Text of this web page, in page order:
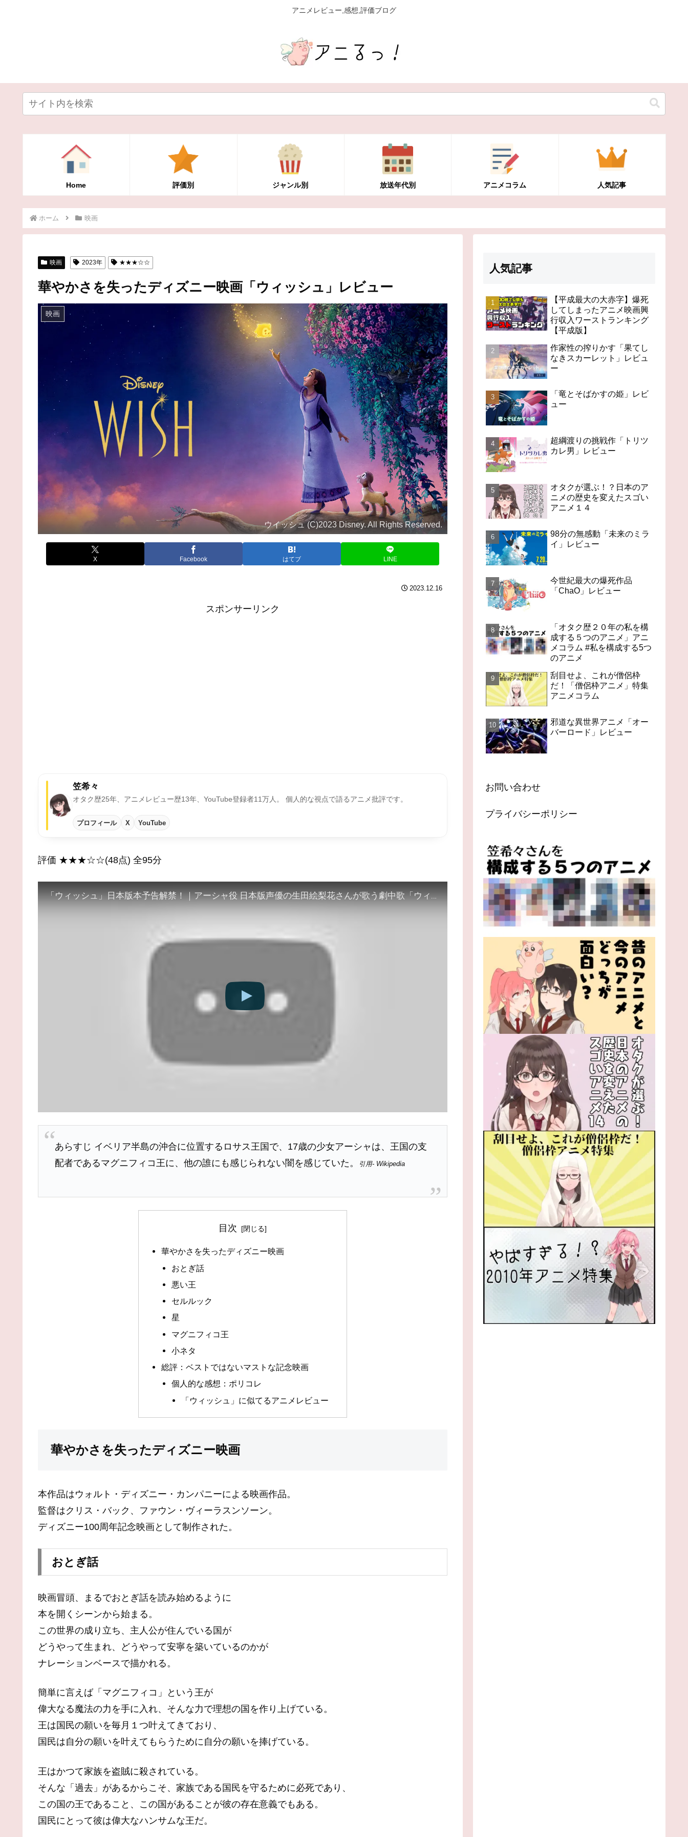
アニメレビュー,感想,評価ブログ
Home 評価別 ジャンル別 放送年代別 アニメコラム 人気記事
ホーム 映画
映画 2023年 ★★★☆☆
華やかさを失ったディズニー映画「ウィッシュ」レビュー
映画
ウイッシュ (C)2023 Disney. All Rights Reserved.
X Facebook はてブ LINE
2023.12.16
スポンサーリンク
笠希々
オタク歴25年、アニメレビュー歴13年、YouTube登録者11万人。 個人的な視点で語るアニメ批評です。
プロフィール X YouTube
評価 ★★★☆☆(48点) 全95分
「ウィッシュ」日本版本予告解禁！｜アーシャ役 日本版声優の生田絵梨花さんが歌う劇中歌「ウィッシュ～この願い～」が聴ける｜12月15日（金）劇場公開
あらすじ イベリア半島の沖合に位置するロサス王国で、17歳の少女アーシャは、王国の支
配者であるマグニフィコ王に、他の誰にも感じられない闇を感じていた。
引用- Wikipedia
目次
華やかさを失ったディズニー映画
おとぎ話
悪い王
セルルック
星
マグニフィコ王
小ネタ
総評：ベストではないマストな記念映画
個人的な感想：ポリコレ
「ウィッシュ」に似てるアニメレビュー
華やかさを失ったディズニー映画
本作品はウォルト・ディズニー・カンパニーによる映画作品。
監督はクリス・バック、ファウン・ヴィーラスンソーン。
ディズニー100周年記念映画として制作された。
おとぎ話
映画冒頭、まるでおとぎ話を読み始めるように
本を開くシーンから始まる。
この世界の成り立ち、主人公が住んでいる国が
どうやって生まれ、どうやって安寧を築いているのかが
ナレーションベースで描かれる。
簡単に言えば「マグニフィコ」という王が
偉大なる魔法の力を手に入れ、そんな力で理想の国を作り上げている。
王は国民の願いを毎月１つ叶えてきており、
国民は自分の願いを叶えてもらうために自分の願いを捧げている。
王はかつて家族を盗賊に殺されている。
そんな「過去」があるからこそ、家族である国民を守るために必死であり、
この国の王であること、この国があることが彼の存在意義でもある。
国民にとって彼は偉大なハンサムな王だ。
人気記事
【平成最大の大赤字】爆死
してしまったアニメ映画興
行収入ワーストランキング
【平成版】
作家性の搾りかす「果てし
なきスカーレット」レビュ
ー
「竜とそばかすの姫」レビ
ュー
超綱渡りの挑戦作「トリツ
カレ男」レビュー
オタクが選ぶ！？日本のア
ニメの歴史を変えたスゴい
アニメ１４
98分の無感動「未来のミラ
イ」レビュー
今世紀最大の爆死作品
「ChaO」レビュー
「オタク歴２０年の私を構
成する５つのアニメ」アニ
メコラム #私を構成する5つ
のアニメ
刮目せよ、これが僧侶枠
だ！「僧侶枠アニメ」特集
アニメコラム
邪道な異世界アニメ「オー
バーロード」レビュー
お問い合わせ
プライバシーポリシー